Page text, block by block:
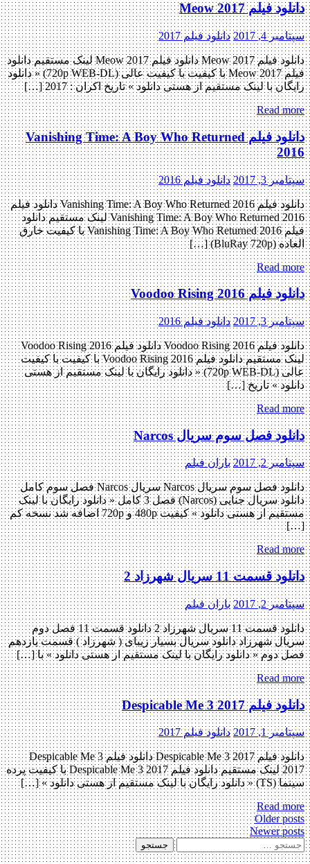
دانلود فیلم Meow 2017
سپتامبر 4, 2017 دانلود فیلم 2017
دانلود فیلم Meow 2017 دانلود فیلم Meow 2017 لینک مستقیم دانلود
فیلم Meow 2017 با کیفیت با کیفیت عالی (720p WEB-DL) « دانلود
رایگان با لینک مستقیم از هستی دانلود » تاریخ اکران : 2017 […]
Read more
دانلود فیلم Vanishing Time: A Boy Who Returned
2016
سپتامبر 3, 2017 دانلود فیلم 2016
دانلود فیلم Vanishing Time: A Boy Who Returned 2016 دانلود فیلم
Vanishing Time: A Boy Who Returned 2016 لینک مستقیم دانلود
فیلم Vanishing Time: A Boy Who Returned 2016 با کیفیت خارق
العاده (BluRay 720p) […]
Read more
دانلود فیلم Voodoo Rising 2016
سپتامبر 3, 2017 دانلود فیلم 2016
دانلود فیلم Voodoo Rising 2016 دانلود فیلم Voodoo Rising 2016
لینک مستقیم دانلود فیلم Voodoo Rising 2016 با کیفیت با کیفیت
عالی (720p WEB-DL) « دانلود رایگان با لینک مستقیم از هستی
دانلود » تاریخ […]
Read more
دانلود فصل سوم سریال Narcos
سپتامبر 2, 2017 باران فیلم
دانلود فصل سوم سریال Narcos سریال Narcos فصل سوم کامل
دانلود سریال جنایی (Narcos) فصل 3 کامل « دانلود رایگان با لینک
مستقیم از هستی دانلود » کیفیت 480p و 720p اضافه شد نسخه کم
[…]
Read more
دانلود قسمت 11 سریال شهرزاد 2
سپتامبر 2, 2017 باران فیلم
دانلود قسمت 11 سریال شهرزاد 2 دانلود قسمت 11 فصل دوم
سریال شهرزاد دانلود سریال بسیار زیبای ( شهرزاد ) قسمت یازدهم
فصل دوم « دانلود رایگان با لینک مستقیم از هستی دانلود » با […]
Read more
دانلود فیلم Despicable Me 3 2017
سپتامبر 1, 2017 دانلود فیلم 2017
دانلود فیلم Despicable Me 3 2017 دانلود فیلم Despicable Me 3
2017 لینک مستقیم دانلود فیلم Despicable Me 3 2017 با کیفیت پرده
سینما (TS) « دانلود رایگان با لینک مستقیم از هستی دانلود » […]
Read more
Posts
navigation
Older posts
Newer posts
جستجو
برای: